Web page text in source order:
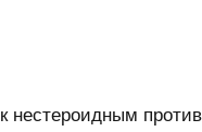
нестероидным